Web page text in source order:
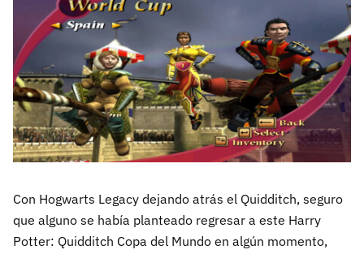
Con Hogwarts Legacy dejando atrás el Quidditch, seguro
que alguno se había planteado regresar a este Harry
Potter: Quidditch Copa del Mundo en algún momento,